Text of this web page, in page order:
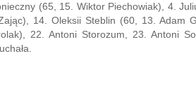
(65, 15. Wiktor Piechowiak), 4.
14. Oleksii Steblin (60, 13. Adam
22. Antoni Storozum, 23. Antoni